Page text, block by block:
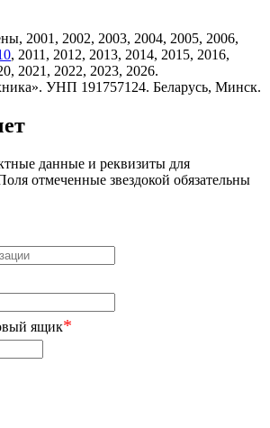
2001, 2002, 2003, 2004, 2005, 2006,
, 2011, 2012, 2013, 2014, 2015, 2016,
2021, 2022, 2023, 2026.
УНП 191757124. Беларусь, Минск.
данные и реквизиты для
отмеченные звездокой обязательны
ящик*